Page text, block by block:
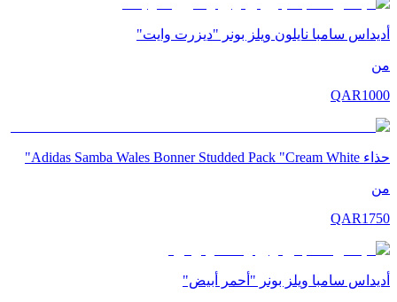
أديداس سامبا نايلون ويلز بونر "ديزرت وايت"
من
QAR1000
حذاء Adidas Samba Wales Bonner Studded Pack "Cream White"
من
QAR1750
أديداس سامبا ويلز بونر "أحمر أبيض"